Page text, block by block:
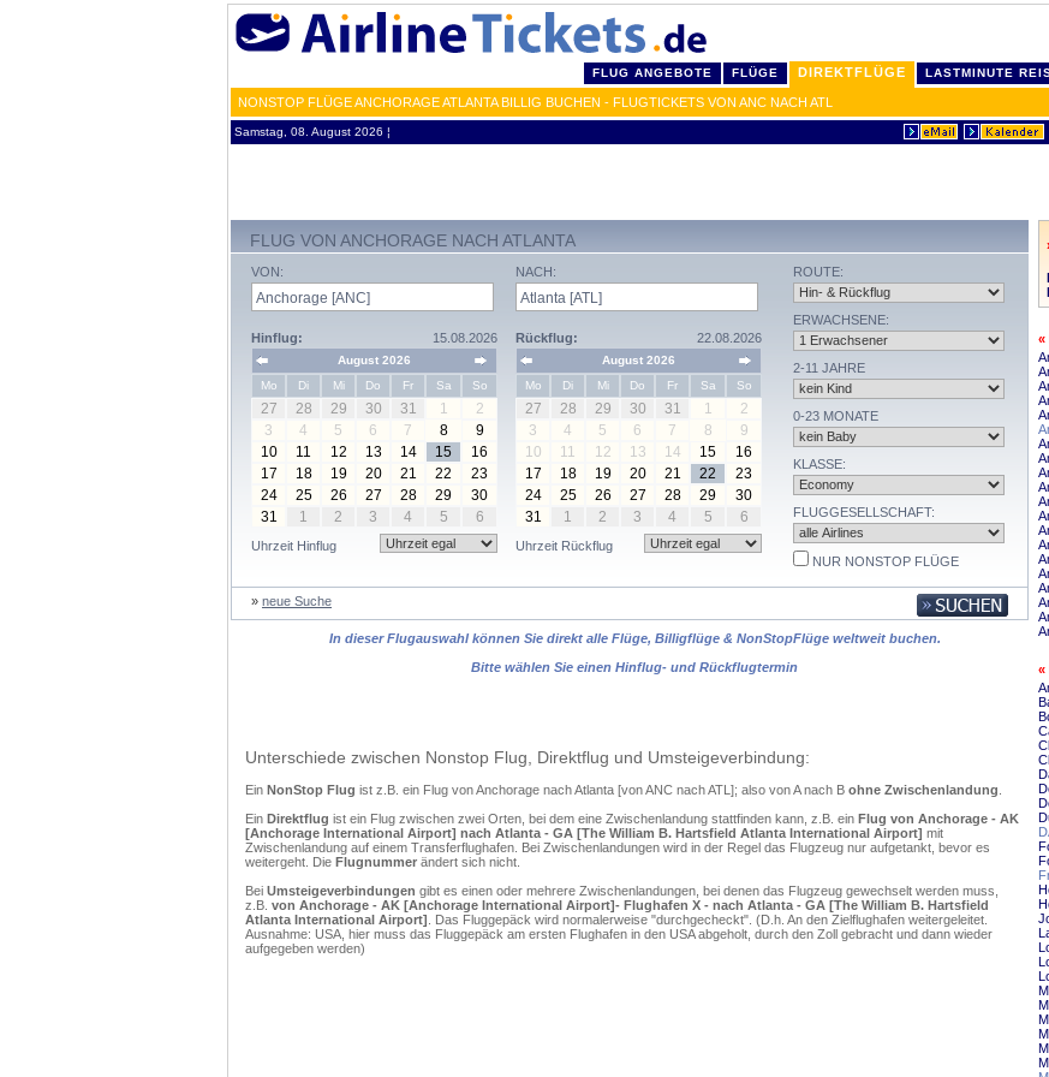
FLUG ANGEBOTE FLÜGE DIREKTFLÜGE LASTMINUTE
NONSTOP FLÜGE ANCHORAGE ATLANTA BILLIG BUCHEN - FLUGTICKETS VON ANC NACH ATL
Samstag, 08. August 2026 ¦
FLUG VON ANCHORAGE NACH ATLANTA
VON:
Hinflug: 15.08.2026
August 2026
Mo
Di Mi Do Fr Sa So
27 28 29 30 31 1
2
3
4 5 6 7 8
9
10
11 12 13 14 15
16
17
18 19 20 21 22
23
24
25 26 27 28 29
30
31
1 2 3 4 5 6
Uhrzeit Hinflug
NACH:
Rückflug: 22.08.2026
August 2026
Mo
Di Mi Do Fr Sa So
27 28 29 30 31 1
2
3
4 5 6 7 8
9
10
11 12 13 14 15
16
17
18 19 20 21 22
23
24
25 26 27 28 29
30
31
1 2 3 4 5 6
Uhrzeit Rückflug
ROUTE:
ERWACHSENE:
2-11 JAHRE
0-23 MONATE
KLASSE:
FLUGGESELLSCHAFT:
NUR NONSTOP FLÜGE
» neue Suche
In dieser Flugauswahl können Sie direkt alle Flüge, Billigflüge & NonStopFlüge weltweit buchen.
Bitte wählen Sie einen Hinflug- und Rückflugtermin
Unterschiede zwischen Nonstop Flug, Direktflug und Umsteigeverbindung:
Ein NonStop Flug ist z.B. ein Flug von Anchorage nach Atlanta [von ANC nach ATL]; also von A nach B ohne Zwischenlandung
Ein Direktflug ist ein Flug zwischen zwei Orten, bei dem eine Zwischenlandung stattfinden kann, z.B. ein Flug von Anchorage - AK
[Anchorage International Airport] nach Atlanta - GA [The William B. Hartsfield Atlanta International Airport] mit
Zwischenlandung auf einem Transferflughafen. Bei Zwischenlandungen wird in der Regel das Flugzeug nur aufgetankt, bevor es
weitergeht. Die Flugnummer ändert sich nicht.
Bei Umsteigeverbindungen gibt es einen oder mehrere Zwischenlandungen, bei denen das Flugzeug gewechselt werden muss,
z.B. von Anchorage - AK [Anchorage International Airport]- Flughafen X - nach Atlanta - GA [The William B. Hartsfield
Atlanta International Airport] . Das Fluggepäck wird normalerweise "durchgecheckt". (D.h. An den Zielflughafen weitergeleitet.
Ausnahme: USA, hier muss das Fluggepäck am ersten Flughafen in den USA abgeholt, durch den Zoll gebracht und dann wieder
aufgegeben werden)
«
«